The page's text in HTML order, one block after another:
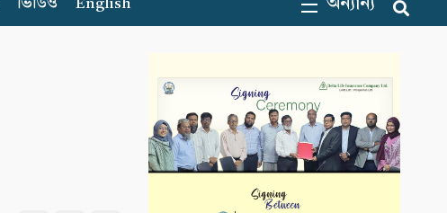
ভিডিও English অন্যান্য